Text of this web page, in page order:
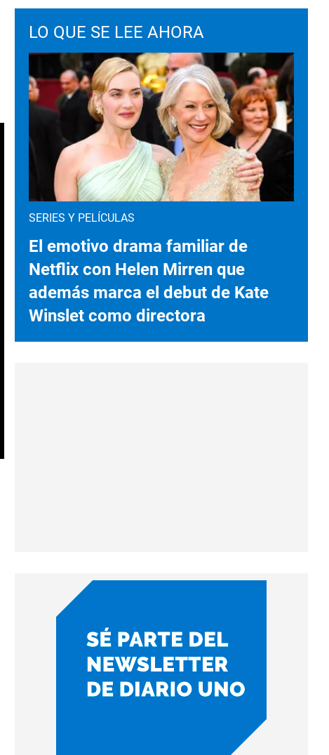
LO QUE SE LEE AHORA
SERIES Y PELÍCULAS
El emotivo drama familiar de
Netflix con Helen Mirren que
además marca el debut de Kate
Winslet como directora